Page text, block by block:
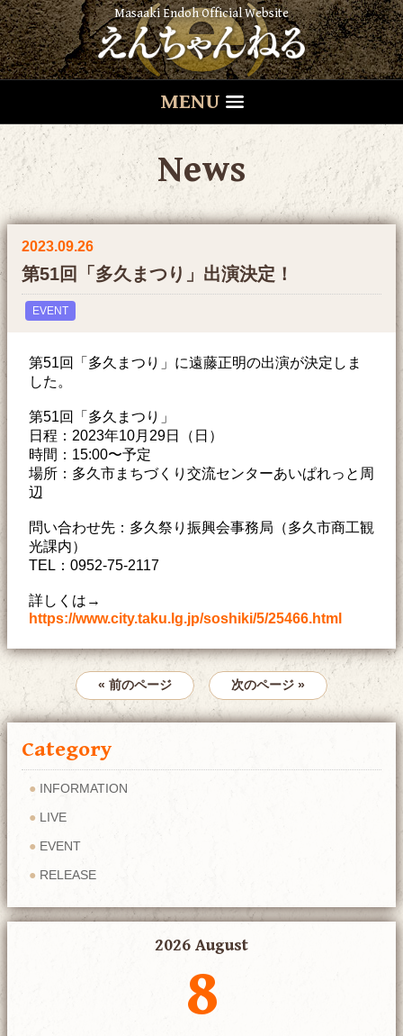
Masaaki Endoh Official Website
MENU
News
2023.09.26
第51回「多久まつり」出演決定！
EVENT
第51回「多久まつり」に遠藤正明の出演が決定しま
した。
第51回「多久まつり」
日程：2023年10月29日（日）
時間：15:00〜予定
場所：多久市まちづくり交流センターあいぱれっと周
辺
問い合わせ先：多久祭り振興会事務局（多久市商工観
光課内）
TEL：0952-75-2117
詳しくは→
https://www.city.taku.lg.jp/soshiki/5/25466.html
« 前のページ 次のページ »
Category
INFORMATION
LIVE
EVENT
RELEASE
2026 August
8